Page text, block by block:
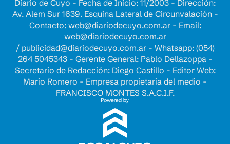
Diario de Cuyo - Fecha de Inicio: 11/2003 - Dirección:
Av. Alem Sur 1639. Esquina Lateral de Circunvalación -
Contacto: web@diariodecuyo.com.ar- Email:
web@diariodecuyo.com.ar
/ publicidad@diariodecuyo.com.ar- Whatsapp: (054)
264 5045343 - Gerente General: Pablo Dellazoppa -
Secretario de Redacción: Diego Castillo - Editor Web:
Mario Romero - Empresa propietaria del medio -
FRANCISCO MONTES S.A.C.I.F.